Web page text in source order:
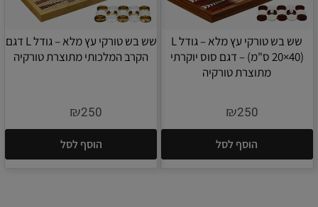
שש בש טורקי עץ מלא – גודל L
(20×40 ס"מ) – דגם סוס יוקרתי
מתוצרת טורקיה
₪250
הוסף לסל
שש בש טורקי עץ מלא – גודל L דגם
הקרב המלכותי מתוצרת טורקיה
₪250
הוסף לסל